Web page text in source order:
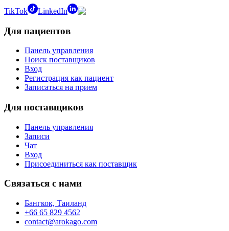
TikTok LinkedIn
Для пациентов
Панель управления
Поиск поставщиков
Вход
Регистрация как пациент
Записаться на прием
Для поставщиков
Панель управления
Записи
Чат
Вход
Присоединиться как поставщик
Связаться с нами
Бангкок, Таиланд
+66 65 829 4562
contact@arokago.com